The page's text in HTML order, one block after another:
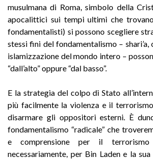
musulmana di Roma, simbolo della
apocalittici sui tempi ultimi che
fondamentalisti) si possono scegliere
stessi fini del fondamentalismo –
islamizzazione del mondo intero –
“dall’alto” oppure “dal basso”.
E la strategia del colpo di Stato
più facilmente la violenza e il
disarmare gli oppositori esterni. È
fondamentalismo “radicale” che
e comprensione per il
necessariamente, per Bin Laden e la